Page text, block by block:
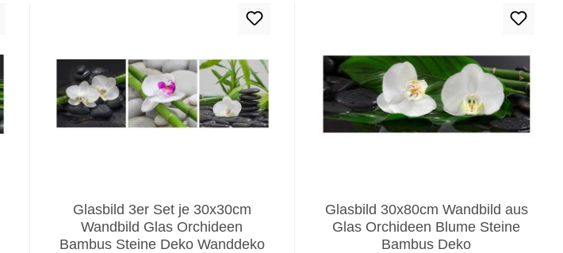
Glasbild 3er Set je 30x30cm
Wandbild Glas Orchideen
Bambus Steine Deko Wanddeko
Glasbild 30x80cm Wandbild aus
Glas Orchideen Blume Steine
Bambus Deko